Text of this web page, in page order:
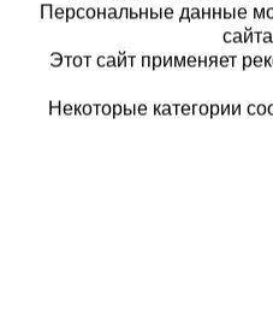
Персональные данные
Этот сайт применяет
Некоторые категории